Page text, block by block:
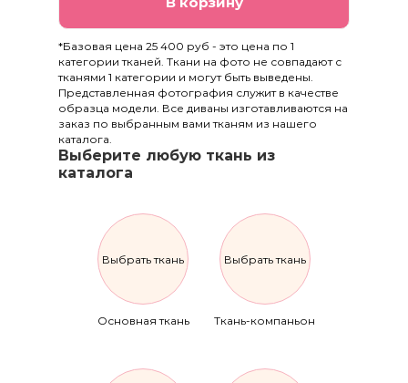
*Базовая цена 25 400 руб - это цена по 1
категории тканей. Ткани на фото не совпадают с
тканями 1 категории и могут быть выведены.
Представленная фотография служит в качестве
образца модели. Все диваны изготавливаются на
заказ по выбранным вами тканям из нашего
каталога.
Выберите любую ткань из
каталога
Выбрать ткань
Основная ткань
Выбрать ткань
Ткань-компаньон